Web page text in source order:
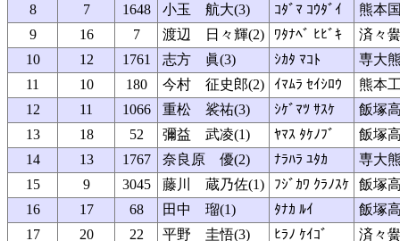
8
7 1648 小玉 航大(3) ｺﾀﾞﾏ ｺｳﾀﾞｲ
熊本
9
16 7 渡辺 日々輝(2) ﾜﾀﾅﾍﾞ ﾋﾋﾞｷ
済々
10
12 1761 志方 眞(3) ｼｶﾀ ﾏｺﾄ
専大
11
10 180 今村 征史郎(2) ｲﾏﾑﾗ ｾｲｼﾛｳ
熊本
12
11 1066 重松 裟祐(3) ｼｹﾞﾏﾂ ｻｽｹ
飯塚
13
18 52 彌益 武凌(1) ﾔﾏｽ ﾀｹﾉﾌﾞ
飯塚
14
13 1767 奈良原 優(2) ﾅﾗﾊﾗ ﾕﾀｶ
専大
15
9 3045 藤川 蔵乃佐(1) ﾌｼﾞｶﾜ ｸﾗﾉｽｹ
飯塚
16
17 68 田中 瑠(1) ﾀﾅｶ ﾙｲ
飯塚
17
20 22 平野 圭悟(3) ﾋﾗﾉ ｹｲｺﾞ
済々